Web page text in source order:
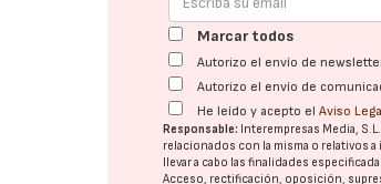
Marcar todos
Autorizo el envío de
Autorizo el envío de
He leído y acepto elAviso
Responsable: Interempresas Media,
relacionados con la misma o relativos
llevar a cabo las finalidades
Acceso, rectificación, oposición,